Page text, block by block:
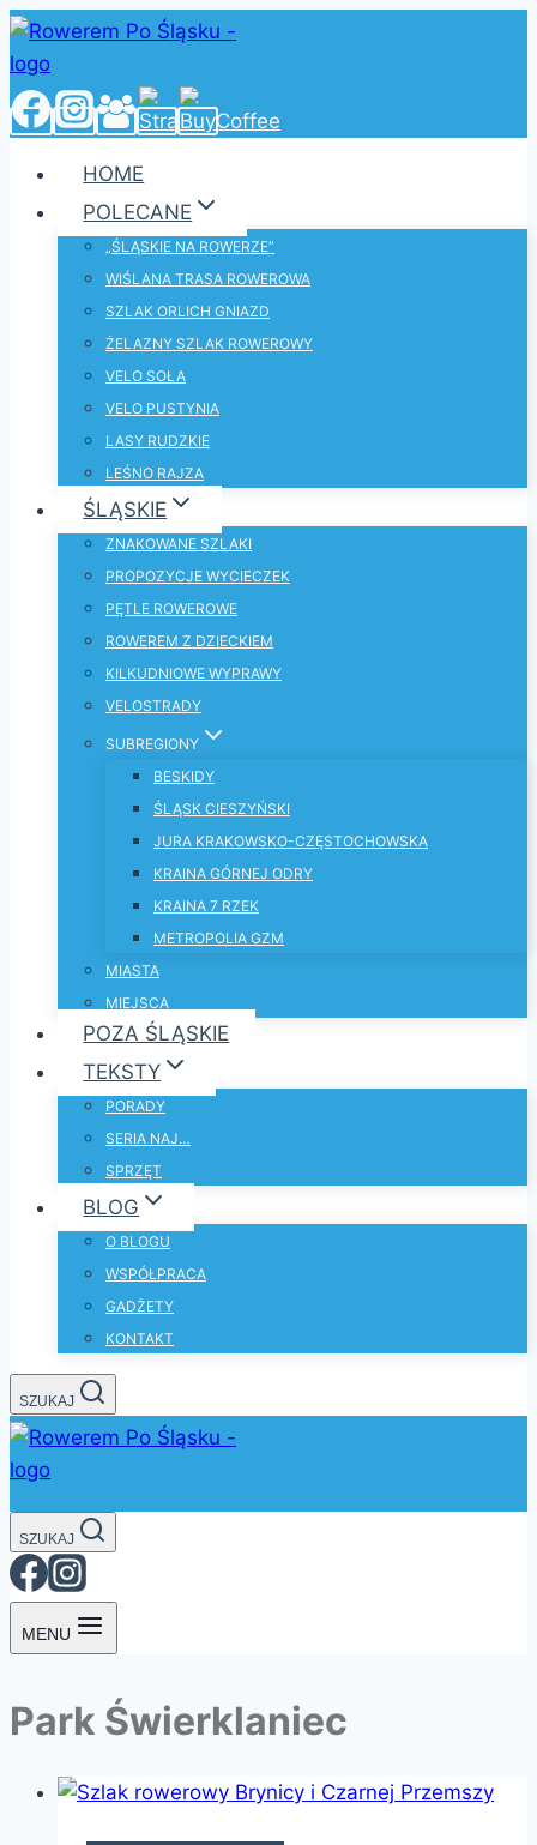
Przejdź
do
treści
HOME
POLECANE
„ŚLĄSKIE NA ROWERZE”
WIŚLANA TRASA ROWEROWA
SZLAK ORLICH GNIAZD
ŻELAZNY SZLAK ROWEROWY
VELO SOŁA
VELO PUSTYNIA
LASY RUDZKIE
LEŚNO RAJZA
ŚLĄSKIE
ZNAKOWANE SZLAKI
PROPOZYCJE WYCIECZEK
PĘTLE ROWEROWE
ROWEREM Z DZIECKIEM
KILKUDNIOWE WYPRAWY
VELOSTRADY
SUBREGIONY
BESKIDY
ŚLĄSK CIESZYŃSKI
JURA KRAKOWSKO-CZĘSTOCHOWSKA
KRAINA GÓRNEJ ODRY
KRAINA 7 RZEK
METROPOLIA GZM
MIASTA
MIEJSCA
POZA ŚLĄSKIE
TEKSTY
PORADY
SERIA NAJ…
SPRZĘT
BLOG
O BLOGU
WSPÓŁPRACA
GADŻETY
KONTAKT
SZUKAJ
SZUKAJ
MENU
Park Świerklaniec